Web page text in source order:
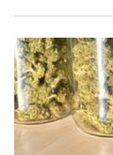
après
avant
CBD
:
Annulation
de
l’arrêté